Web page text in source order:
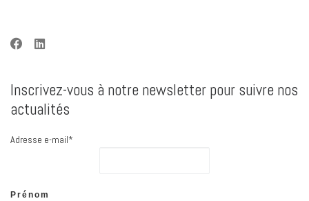
Inscrivez-vous à notre newsletter pour suivre nos
actualités
Adresse e-mail*
Prénom